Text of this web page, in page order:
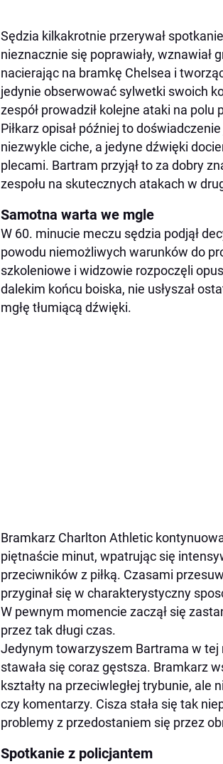
Sędzia kilkakrotnie przerywał
nieznacznie się poprawiały, wznawiał
nacierając na bramkę Chelsea i
jedynie obserwować sylwetki swoich
zespół prowadził kolejne ataki na polu
Piłkarz opisał później to
niezwykle ciche, a jedyne dźwięki
plecami. Bartram przyjął to za dobry
zespołu na skutecznych atakach w
Samotna warta we mgle
W 60. minucie meczu sędzia podjął
powodu niemożliwych warunków do
szkoleniowe i widzowie rozpoczęli
dalekim końcu boiska, nie usłyszał
mgłę tłumiącą dźwięki.
Bramkarz Charlton Athletic
piętnaście minut, wpatrując się
przeciwników z piłką. Czasami
przyginał się w charakterystyczny
W pewnym momencie zaczął się
przez tak długi czas.
Jedynym towarzyszem Bartrama w tej
stawała się coraz gęstsza. Bramkarz
kształty na przeciwległej trybunie, ale
czy komentarzy. Cisza stała się tak
problemy z przedostaniem się przez
Spotkanie z policjantem